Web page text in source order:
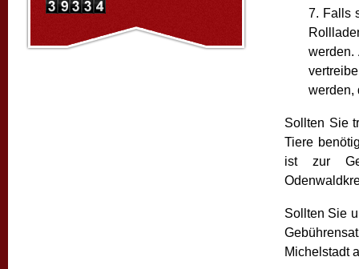
7. Falls
werden,
Sollten Sie
Tiere
ist zur
Sollten Sie
Michelstadt